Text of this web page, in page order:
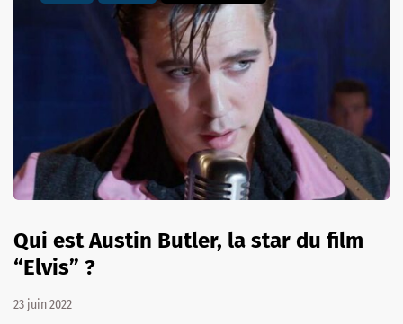
Qui est Austin Butler, la star du film
“Elvis” ?
23 juin 2022